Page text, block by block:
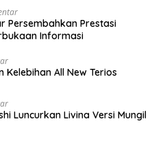
Persembahkan Prestasi
Informasi
Kelebihan All New Terios
Luncurkan Livina Versi Mungil